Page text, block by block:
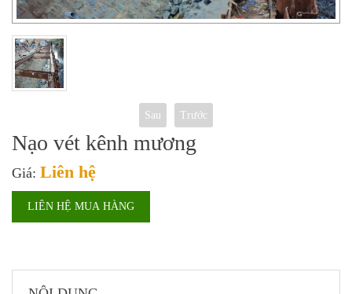
Sau Trước
Nạo vét kênh mương
Giá: Liên hệ
LIÊN HỆ MUA HÀNG